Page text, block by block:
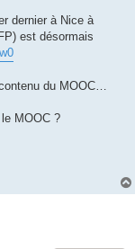
dernier à Nice à
est désormais
du MOOC…
MOOC ?